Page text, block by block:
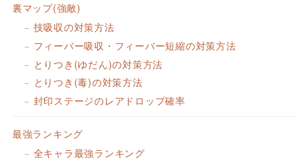
裏マップ(強敵)
技吸収の対策方法
フィーバー吸収・フィーバー短縮の対策方法
とりつき(ゆだん)の対策方法
とりつき(毒)の対策方法
封印ステージのレアドロップ確率
最強ランキング
全キャラ最強ランキング